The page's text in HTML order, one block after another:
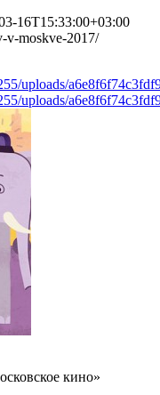
16T15:33:00+03:00
v-moskve-2017/
uploads/
uploads/
кино»